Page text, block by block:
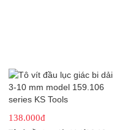
138.000đ